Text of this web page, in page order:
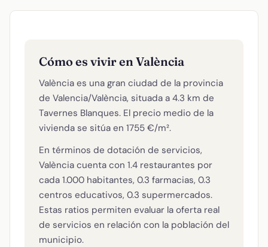
Cómo es vivir en València
València es una gran ciudad de la provincia
de Valencia/València, situada a 4.3 km de
Tavernes Blanques. El precio medio de la
vivienda se sitúa en 1755 €/m².
En términos de dotación de servicios,
València cuenta con 1.4 restaurantes por
cada 1.000 habitantes, 0.3 farmacias, 0.3
centros educativos, 0.3 supermercados.
Estas ratios permiten evaluar la oferta real
de servicios en relación con la población del
municipio.